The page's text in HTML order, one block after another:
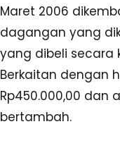
Maret 2006
dagangan yang
yang dibeli secara
Berkaitan dengan
Rp450.000,00 dan
bertambah.